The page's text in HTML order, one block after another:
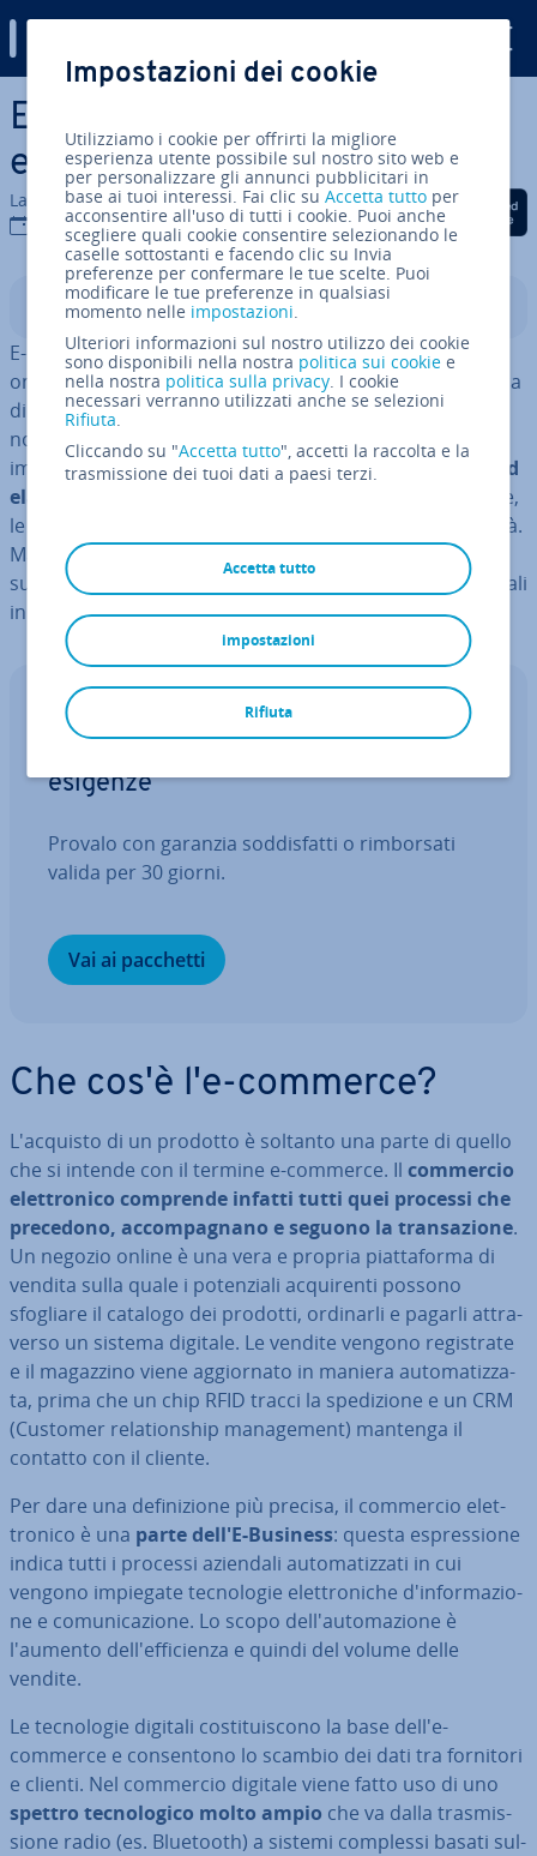
Vai al contenuto prin­ci­pa­le
E-commerce: ca­rat­te­ri­sti­che
e sviluppo
La redazione di IONOS
10 lug 2019
Condividi via Facebook
Condividi via Twitter
Condividi via
Indice
E-commerce, commercio elet­tro­ni­co, com­pra­ven­di­ta
online: queste tre parole si ri­fe­ri­sco­no alla stessa pratica
di ac­qui­sta­re o vendere merci e servizi mediante le tec­
no­lo­gie del­l'in­for­ma­zio­ne. Internet è la base, ma le
imprese uti­liz­za­no anche altre forme ditra­smis­sio­ne ed
ela­bo­ra­zio­ne digitale dei dati
come la telefonia mobile,
le banche dati elet­tro­ni­che e i software per la con­ta­bi­li­tà.
Ma che cos'è esat­ta­men­te l'e-commerce, quali sono i
suoi vantaggi e svantaggi, e quali sono le tendenze attuali
in questo campo?
Negozio online
esigenze
Provalo con garanzia sod­di­sfat­ti o rim­bor­sa­ti
valida per 30 giorni.
Vai ai pacchetti
Che cos'è l'e-commerce?
L'ac­qui­sto di un prodotto è soltanto una parte di quello
che si intende con il termine e-commerce. Il commercio
elet­tro­ni­co comprende infatti tutti quei processi che
precedono, ac­com­pa­gna­no e seguono la tran­sa­zio­ne.
Un negozio online è una vera e propria piat­ta­for­ma di
vendita sulla quale i po­ten­zia­li ac­qui­ren­ti possono
sfogliare il catalogo dei prodotti, ordinarli e pagarli at­tra­
ver­so un sistema digitale. Le vendite vengono re­gi­stra­te
e il magazzino viene ag­gior­na­to in maniera au­to­ma­tiz­za­
ta, prima che un chip RFID tracci la spe­di­zio­ne e un CRM
(Customer re­la­tion­ship ma­na­ge­ment) mantenga il
contatto con il cliente.
Per dare una de­fi­ni­zio­ne più precisa, il commercio elet­
tro­ni­co è una parte dell'E-Business: questa espres­sio­ne
indica tutti i processi aziendali au­to­ma­tiz­za­ti in cui
vengono impiegate tec­no­lo­gie elet­tro­ni­che d'in­for­ma­zio­
ne e co­mu­ni­ca­zio­ne. Lo scopo del­l'au­to­ma­zio­ne è
l'aumento del­l'ef­fi­cien­za e quindi del volume delle
vendite.
Le tec­no­lo­gie digitali co­sti­tui­sco­no la base dell'e-
commerce e con­sen­to­no lo scambio dei dati tra fornitori
e clienti. Nel commercio digitale viene fatto uso di uno
spettro tec­no­lo­gi­co molto ampio che va dalla tra­smis­
sio­ne radio (es. Bluetooth) a sistemi complessi basati sul­
Impostazioni dei cookie
Utilizziamo i cookie per offrirti la migliore
esperienza utente possibile sul nostro sito web e
per personalizzare gli annunci pubblicitari in
base ai tuoi interessi. Fai clic suAccetta tutto per
acconsentire all'uso di tutti i cookie. Puoi anche
scegliere quali cookie consentire selezionando le
caselle sottostanti e facendo clic su Invia
preferenze per confermare le tue scelte. Puoi
modificare le tue preferenze in qualsiasi
momento nelle impostazioni.
Ulteriori informazioni sul nostro utilizzo dei cookie
sono disponibili nella nostra politica sui cookie e
nella nostra politica sulla privacy. I cookie
necessari verranno utilizzati anche se selezioni
Rifiuta.
Cliccando su "Accetta tutto", accetti la raccolta e la
trasmissione dei tuoi dati a paesi terzi.
Accetta tutto
Rifiuta
impostazioni